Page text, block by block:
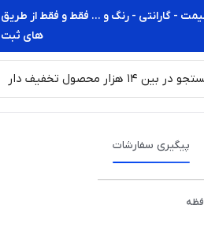
- گارانتی - رنگ و ... فقط و فقط از طریق
های
پیگیری سفارشات